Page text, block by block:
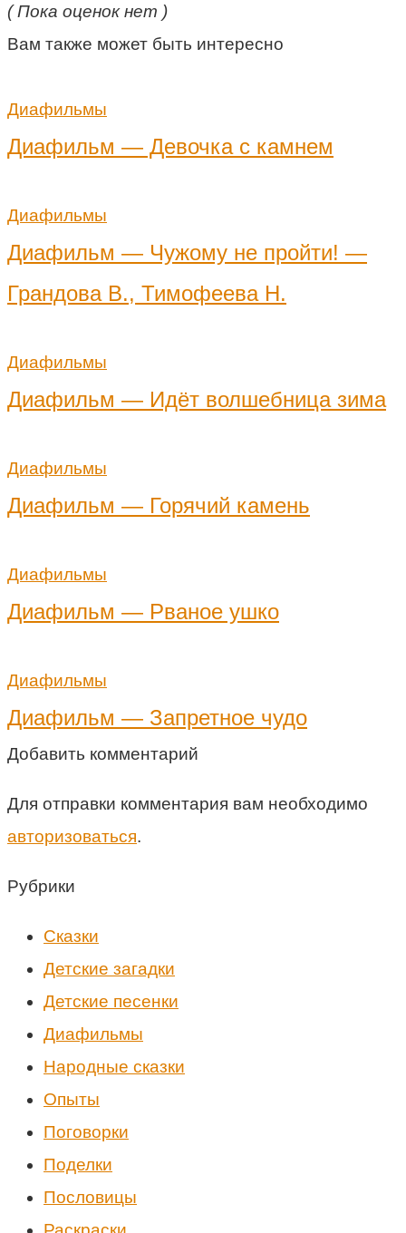
( Пока оценок нет )
Вам также может быть интересно
Диафильмы
Диафильм — Девочка с камнем
Диафильмы
Диафильм — Чужому не пройти! —
Грандова В., Тимофеева Н.
Диафильмы
Диафильм — Идёт волшебница зима
Диафильмы
Диафильм — Горячий камень
Диафильмы
Диафильм — Рваное ушко
Диафильмы
Диафильм — Запретное чудо
Добавить комментарий
Для отправки комментария вам необходимо
авторизоваться.
Рубрики
Cказки
Детские загадки
Детские песенки
Диафильмы
Народные сказки
Опыты
Поговорки
Поделки
Пословицы